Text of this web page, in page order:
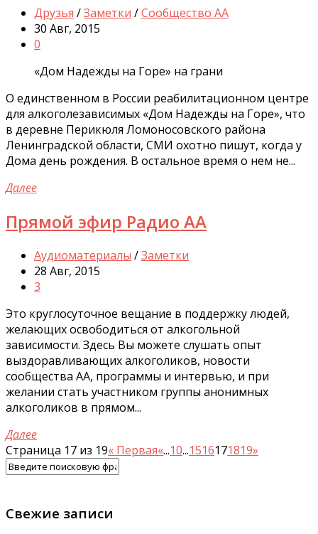
Друзья /Заметки /Сообщество АА
30 Авг, 2015
0
«Дом Надежды на Горе» на грани
О единственном в России реабилитационном центре
для алкоголезависимых «Дом Надежды на Горе», что
в деревне Перикюля Ломоносовского района
Ленинградской области, СМИ охотно пишут, когда у
Дома день рождения. В остальное время о нем не...
Далее
Прямой эфир Радио АА
Аудиоматериалы /Заметки
28 Авг, 2015
3
Это круглосуточное вещание в поддержку людей,
желающих освободиться от алкогольной
зависимости. Здесь Вы можете слушать опыт
выздоравливающих алкоголиков, новости
сообщества АА, программы и интервью, и при
желании стать участником группы анонимных
алкоголиков в прямом...
Далее
Страница 17 из 19« Первая«...10...1516171819»
Свежие записи